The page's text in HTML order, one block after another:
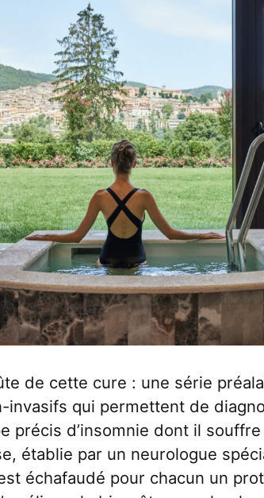
de cette cure : une série
invasifs qui permettent de
précis d’insomnie dont il souffre
établie par un neurologue
échafaudé pour chacun un